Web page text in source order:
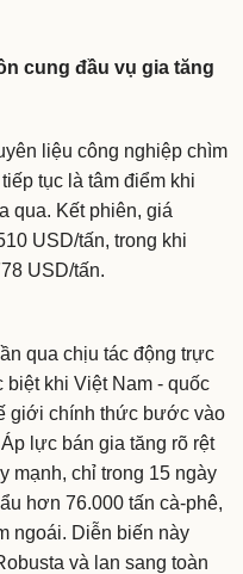
cung đầu vụ gia tăng
liệu công nghiệp chìm
tục là tâm điểm khi
qua. Kết phiên, giá
USD/tấn, trong khi
USD/tấn.
qua chịu tác động trực
khi Việt Nam - quốc
giới chính thức bước vào
lực bán gia tăng rõ rệt
mạnh, chỉ trong 15 ngày
hơn 76.000 tấn cà-phê,
ngoái. Diễn biến này
và lan sang toàn